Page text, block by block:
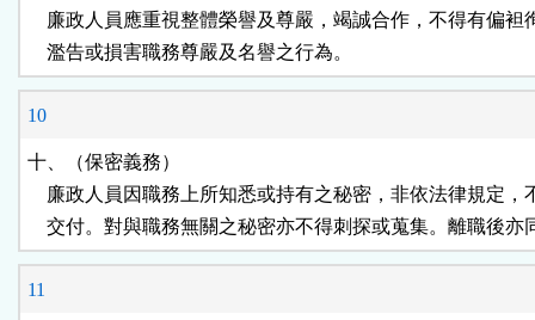
廉政人員應重視整體榮譽及尊嚴，竭誠合作，不得有偏袒
    濫告或損害職務尊嚴及名譽之行為。
10
十、（保密義務）
廉政人員因職務上所知悉或持有之秘密，非依法律規定，
交付。對與職務無關之秘密亦不得刺探或蒐集。離職後亦
11